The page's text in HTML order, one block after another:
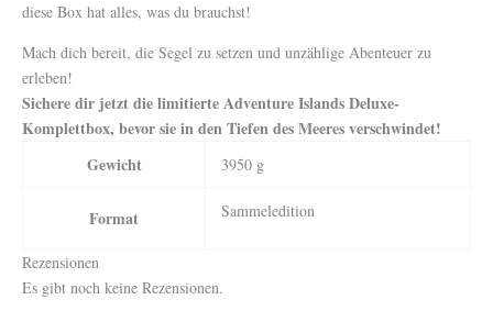
diese Box hat alles, was du brauchst!
Mach dich bereit, die Segel zu setzen und unzählige Abenteuer zu
erleben!
Sichere dir jetzt die limitierte Adventure Islands Deluxe-
Komplettbox, bevor sie in den Tiefen des Meeres verschwindet!
Gewicht
3950 g
Format Sammeledition
Rezensionen
Es gibt noch keine Rezensionen.